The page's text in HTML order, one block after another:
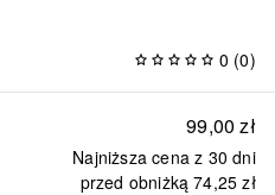
0 (0)
99,00 zł
Najniższa cena z 30 dni
przed obniżką 74,25 zł